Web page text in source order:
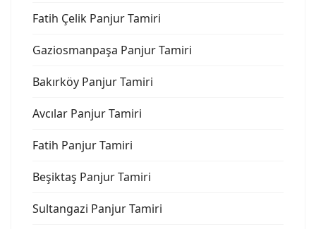
Fatih Çelik Panjur Tamiri
Gaziosmanpaşa Panjur Tamiri
Bakırköy Panjur Tamiri
Avcılar Panjur Tamiri
Fatih Panjur Tamiri
Beşiktaş Panjur Tamiri
Sultangazi Panjur Tamiri